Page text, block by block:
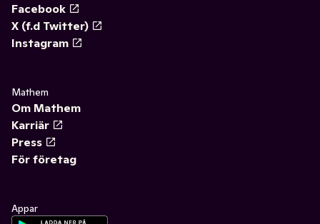
Facebook
X (f.d Twitter)
Instagram
Mathem
Om Mathem
Karriär
Press
För företag
Appar